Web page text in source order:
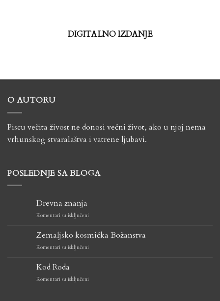
DIGITALNO IZDANJE
O AUTORU
Piscu večita živost ne donosi večni život, ako u njoj nema
vrhunskog stvaralaštva i vatrene ljubavi.
POSLEDNJE SA BLOGA
Drevna znanja
Komentari su isključenina
znanja
Zemaljsko kosmička Božanstva
Komentari su isključenina
Kod Roda
Komentari su isključenina